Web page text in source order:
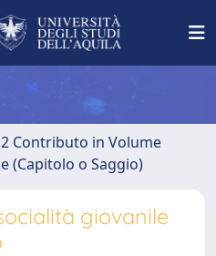
2 Contributo in Volume
(Capitolo o Saggio)
giovanile